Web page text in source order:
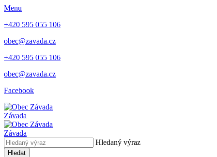
Menu
+420 595 055 106
obec@zavada.cz
+420 595 055 106
obec@zavada.cz
Facebook
Závada
Závada
Hledaný výraz
Hledat